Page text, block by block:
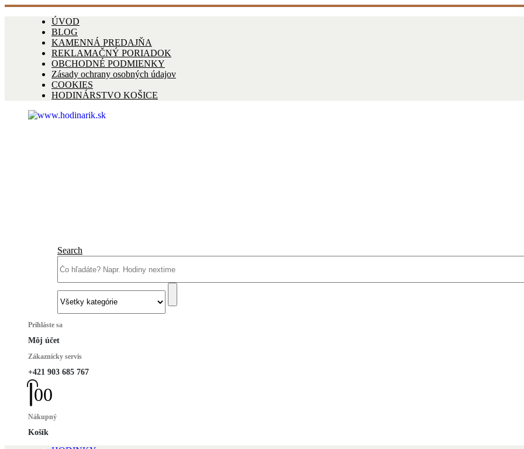
ÚVOD
BLOG
KAMENNÁ PREDAJŇA
REKLAMAČNÝ PORIADOK
OBCHODNÉ PODMIENKY
Zásady ochrany osobných údajov
COOKIES
HODINÁRSTVO KOŠICE
Search
Prihláste sa
Môj účet
Zákaznícky servis
+421 903 685 767
00
Nákupný
Košík